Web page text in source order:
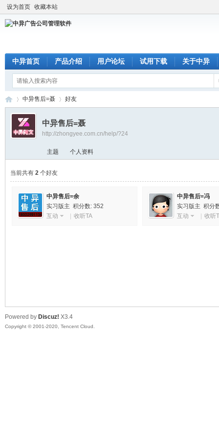
设为首页 收藏本站
中异首页 产品介绍 用户论坛 试用下载 关于中异
›
中异售后=聂 好友
中异售后=聂
http://zhongyee.com.cn/help/?24
主题 个人资料
当前共有 2 个好友
中异售后=余
实习版主 积分数: 352
互动
收听TA
中异售后=冯
实习版主 积分
互动
收听
Powered by Discuz! X3.4
Copyright © 2001-2020, Tencent Cloud.